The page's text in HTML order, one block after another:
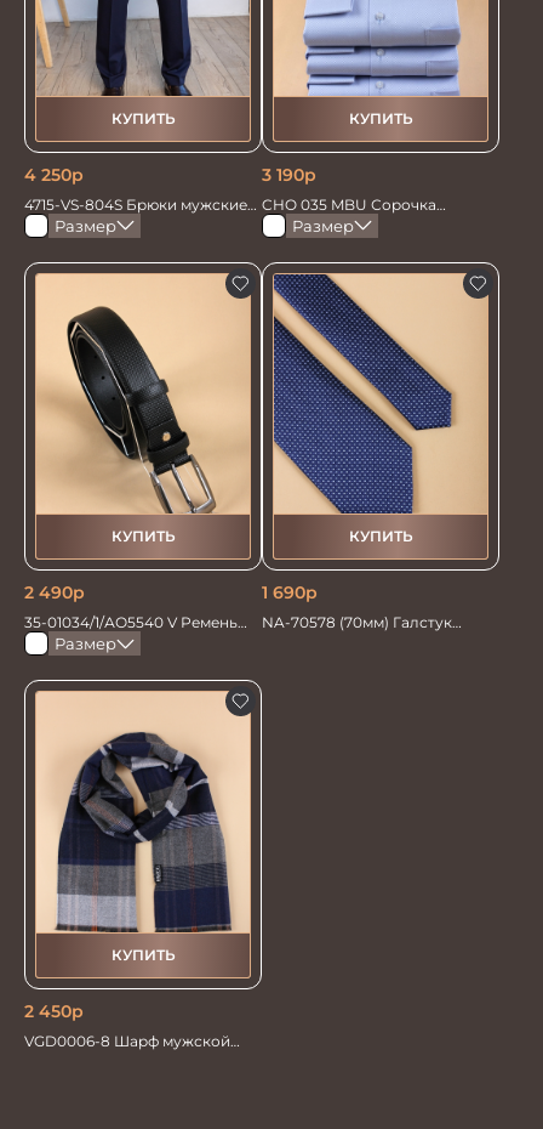
КУПИТЬ
4 250р
4715-VS-804S Брюки мужские
т.син однотонный
КУПИТЬ
3 190р
CHO 035 MBU Сорочка
мужская
Размер
КУПИТЬ
2 490р
35-01034/1/АО5540 V Ремень
мужской 120см. черн перфор
Размер
КУПИТЬ
1 690р
NA-70578 (70мм) Галстук
Размер
КУПИТЬ
2 450р
VGD0006-8 Шарф мужской